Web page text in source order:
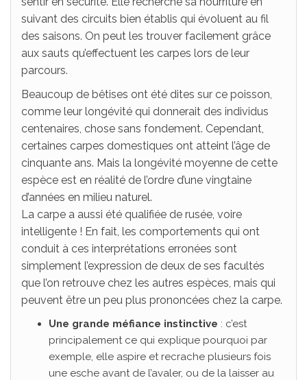
suivant des circuits bien établis qui évoluent au fil
des saisons. On peut les trouver facilement grâce
aux sauts qu’effectuent les carpes lors de leur
parcours.
Beaucoup de bêtises ont été dites sur ce poisson,
comme leur longévité qui donnerait des individus
centenaires, chose sans fondement. Cependant,
certaines carpes domestiques ont atteint l’âge de
cinquante ans. Mais la longévité moyenne de cette
espèce est en réalité de l’ordre d’une vingtaine
d’années en milieu naturel.
La carpe a aussi été qualifiée de rusée, voire
intelligente ! En fait, les comportements qui ont
conduit à ces interprétations erronées sont
simplement l’expression de deux de ses facultés
que l’on retrouve chez les autres espèces, mais qui
peuvent être un peu plus prononcées chez la carpe.
Une grande méfiance instinctive : c’est
principalement ce qui explique pourquoi par
exemple, elle aspire et recrache plusieurs fois
une esche avant de l’avaler, ou de la laisser au